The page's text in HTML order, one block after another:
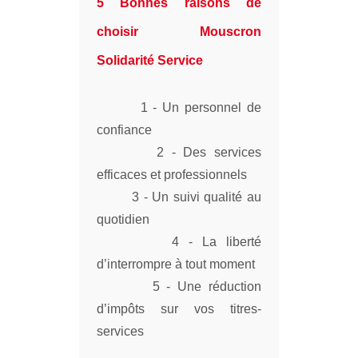
5 Bonnes raisons de
choisir Mouscron
Solidarité Service
1 - Un personnel de
confiance
2 - Des services
efficaces et professionnels
3 - Un suivi qualité au
quotidien
4 - La liberté
d’interrompre à tout moment
5 - Une réduction
d’impôts sur vos titres-
services